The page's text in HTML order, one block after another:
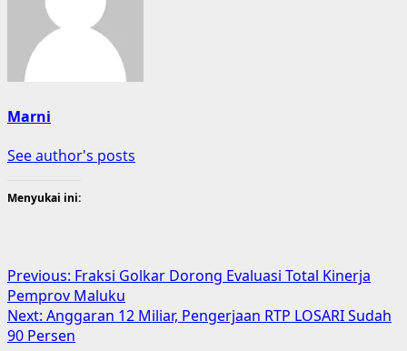
Marni
See author's posts
Menyukai ini:
Post
navigation
Previous: Fraksi Golkar Dorong Evaluasi Total Kinerja
Pemprov Maluku
Next: Anggaran 12 Miliar, Pengerjaan RTP LOSARI Sudah
90 Persen